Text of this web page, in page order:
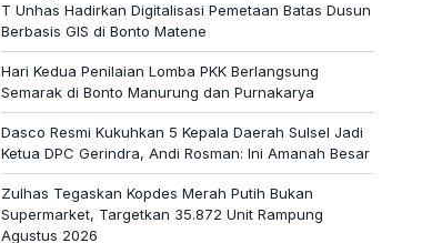
T Unhas Hadirkan Digitalisasi Pemetaan Batas Dusun
Berbasis GIS di Bonto Matene
Hari Kedua Penilaian Lomba PKK Berlangsung
Semarak di Bonto Manurung dan Purnakarya
Dasco Resmi Kukuhkan 5 Kepala Daerah Sulsel Jadi
Ketua DPC Gerindra, Andi Rosman: Ini Amanah Besar
Zulhas Tegaskan Kopdes Merah Putih Bukan
Supermarket, Targetkan 35.872 Unit Rampung
Agustus 2026